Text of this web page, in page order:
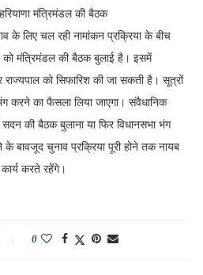
मंत्रिमंडल की बैठक
के लिए चल रही नामांकन प्रक्रिया के बीच
को मंत्रिमंडल की बैठक बुलाई है। इसमें
को सिफारिश की जा सकती है। सूत्रों
करने का फैसला लिया जाएगा। संवैधानिक
की बैठक बुलाना या फिर विधानसभा भंग
बावजूद चुनाव प्रक्रिया पूरी होने तक नायब
करते रहेंगे।
0